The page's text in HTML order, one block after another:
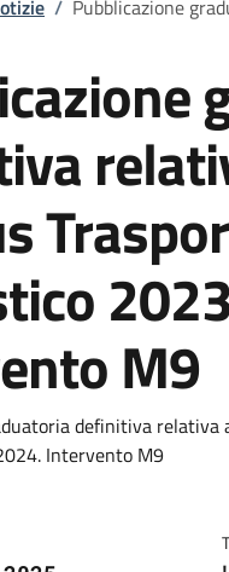
/ Pubblicazione
M9
definitiva
Intervento M9